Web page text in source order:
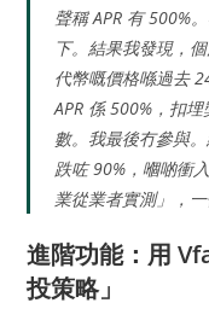
聲稱 APR 有 500%
下。結果我發現，
代幣嘅價格喺過去
APR 係 500%，扣
數。我最後冇參與
跌咗 90%，嗰啲衝
業從業者實測」，
進階功能：用
投策略」